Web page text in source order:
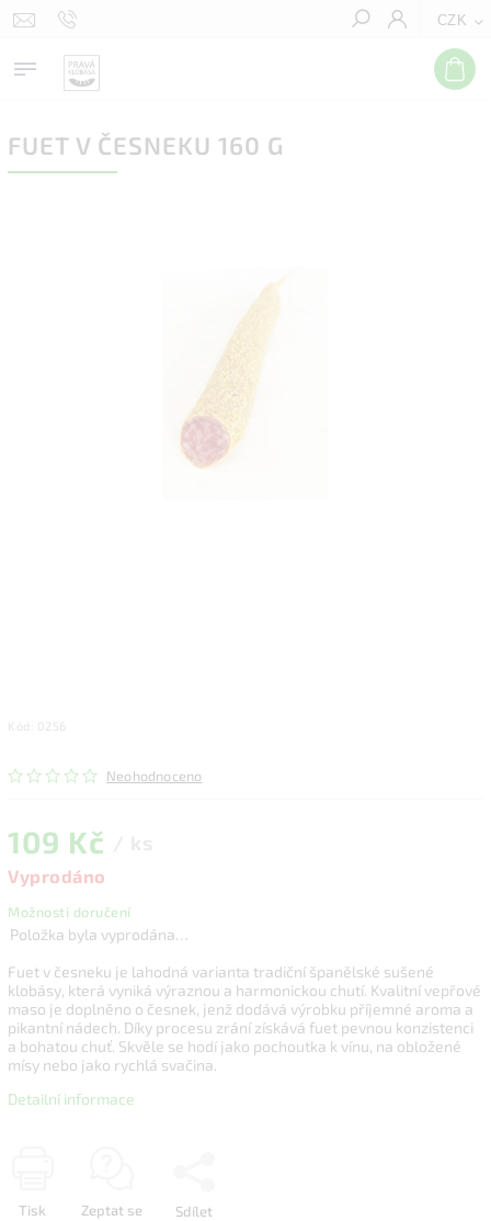
CZK
Hledat
FUET V ČESNEKU 160 G
Kód: 0256
Neohodnoceno
109 Kč
Vyprodáno
Možnosti doručení
Položka byla vyprodána…
Fuet v česneku je lahodná varianta tradiční španělské sušené
klobásy, která vyniká výraznou a harmonickou chutí. Kvalitní vepřové
maso je doplněno o česnek, jenž dodává výrobku příjemné aroma a
pikantní nádech. Díky procesu zrání získává fuet pevnou konzistenci
a bohatou chuť. Skvěle se hodí jako pochoutka k vínu, na obložené
mísy nebo jako rychlá svačina.
Detailní informace
Tisk Zeptat se Sdílet